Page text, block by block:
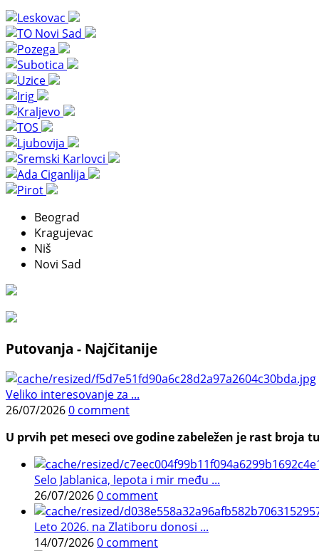
Beograd
Kragujevac
Niš
Novi Sad
Putovanja - Najčitanije
Veliko interesovanje za ...
26/07/20260 comment
U prvih pet meseci ove godine zabeležen je rast
Selo Jablanica, lepota i mir među ...
26/07/20260 comment
Leto 2026. na Zlatiboru donosi ...
14/07/20260 comment